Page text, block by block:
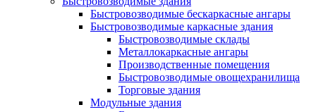
Быстровозводимые бескаркасные ангары
Быстровозводимые каркасные здания
Быстровозводимые склады
Металлокаркасные ангары
Производственные помещения
Быстровозводимые овощехранилища
Торговые здания
Модульные здания